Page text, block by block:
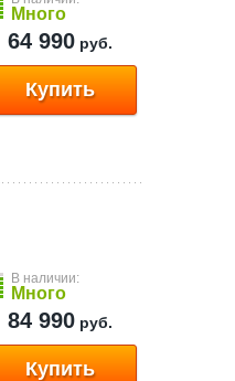
Много
64 990 руб.
Купить
В наличии:
Много
84 990 руб.
Купить